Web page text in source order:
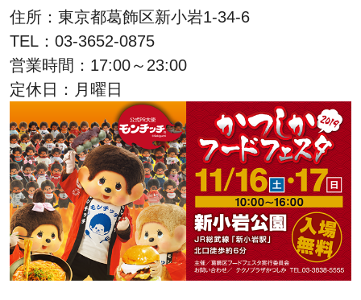
住所：東京都葛飾区新小岩1-34-6
TEL：03-3652-0875
営業時間：17:00～23:00
定休日：月曜日